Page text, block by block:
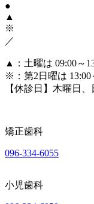
●
▲
※
／
▲
：土曜は 09:00～
※ ：第2日曜は
【休診日】木曜日
矯正歯科
096-334-6055
小児歯科